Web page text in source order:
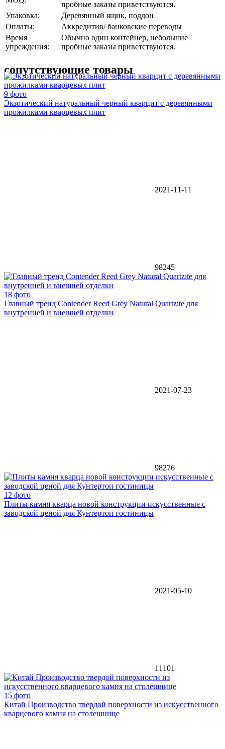
пробные заказы приветствуются.
Упаковка:
Деревянный ящик, поддон
Оплаты:
Аккредитив/ банковские переводы
Время
упреждения:
Обычно один контейнер, небольшие
пробные заказы приветствуются.
сопутствующие товары
9 фото
Экзотический натуральный черный кварцит с деревянными
прожилками кварцевых плит
2021-11-11
98245
18 фото
Главный тренд Contender Reed Grey Natural Quartzite для
внутренней и внешней отделки
2021-07-23
98276
12 фото
Плиты камня кварца новой конструкции искусственные с
заводской ценой для Кунтертоп гостиницы
2021-05-10
11101
15 фото
Китай Производство твердой поверхности из искусственного
кварцевого камня на столешнице